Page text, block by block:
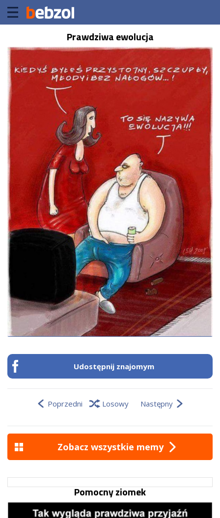
Prawdziwa ewolucja
Udostępnij znajomym
Poprzedni Losowy Następny
Zobacz wszystkie memy
Pomocny ziomek